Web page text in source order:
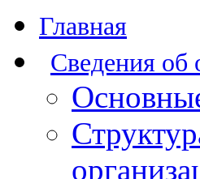
Главная
Сведения об